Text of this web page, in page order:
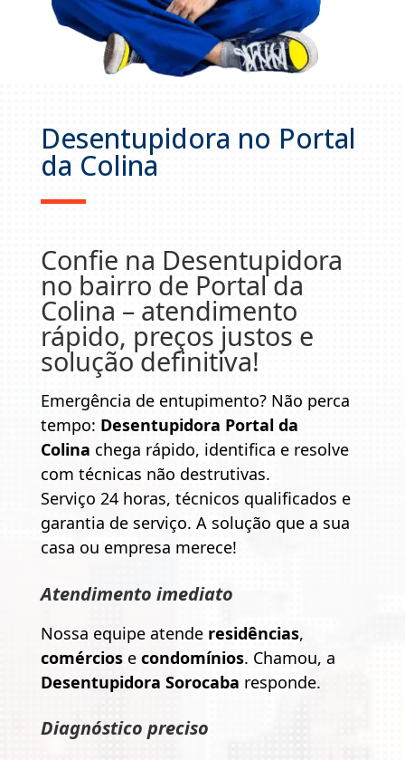
Desentupidora no Portal
da Colina
Confie na Desentupidora
no bairro de Portal da
Colina – atendimento
rápido, preços justos e
solução definitiva!
Emergência de entupimento? Não perca
tempo: Desentupidora Portal da
Colina chega rápido, identifica e resolve
com técnicas não destrutivas.
Serviço 24 horas, técnicos qualificados e
garantia de serviço. A solução que a sua
casa ou empresa merece!
Atendimento imediato
Nossa equipe atende residências,
comérciose condomínios. Chamou, a
Desentupidora Sorocaba responde.
Diagnóstico preciso